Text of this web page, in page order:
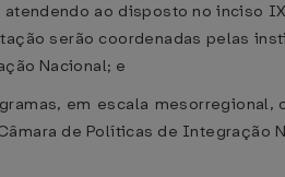
ao disposto no inciso
serão coordenadas pelas
Nacional; e
em escala mesorregional,
de Políticas de Integração